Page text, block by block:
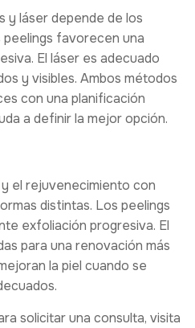
y láser depende de los
favorecen una
El láser es adecuado
y visibles. Ambos métodos
con una planificación
a definir la mejor opción.
y el rejuvenecimiento con
distintas. Los peelings
exfoliación progresiva. El
para una renovación más
la piel cuando se
solicitar una consulta, visita